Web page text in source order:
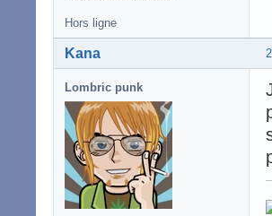
Hors ligne
Kana
Lombric punk